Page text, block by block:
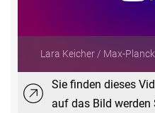
Lara Keicher / Max-
Sie finden dieses
auf das Bild werden